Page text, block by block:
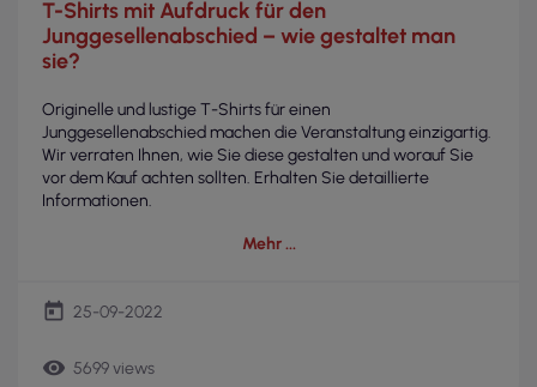
T-Shirts mit Aufdruck für den
Junggesellenabschied – wie gestaltet man
sie?
Originelle und lustige T-Shirts für einen
Junggesellenabschied machen die Veranstaltung einzigartig.
Wir verraten Ihnen, wie Sie diese gestalten und worauf Sie
vor dem Kauf achten sollten. Erhalten Sie detaillierte
Informationen.
Mehr
today 25-09-2022
remove_red_eye 5699 views